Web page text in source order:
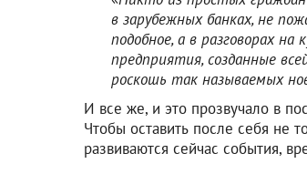
в зарубежных банках, не
подобное, а в разговорах
предприятия, созданные
роскошь так называемых
И все же, и это прозвучало в
Чтобы оставить после себя не
развиваются сейчас события,